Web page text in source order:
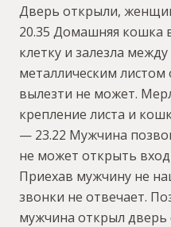
Дверь открыли,
20.35 Домашняя кошка
клетку и залезла
металлическим
вылезти не может.
крепление листа и
— 23.22 Мужчина
не может открыть
Приехав мужчину не
звонки не отвечает.
мужчина открыл дверь